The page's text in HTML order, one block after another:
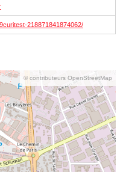
218871841874062/
© contributeurs OpenStreetMap